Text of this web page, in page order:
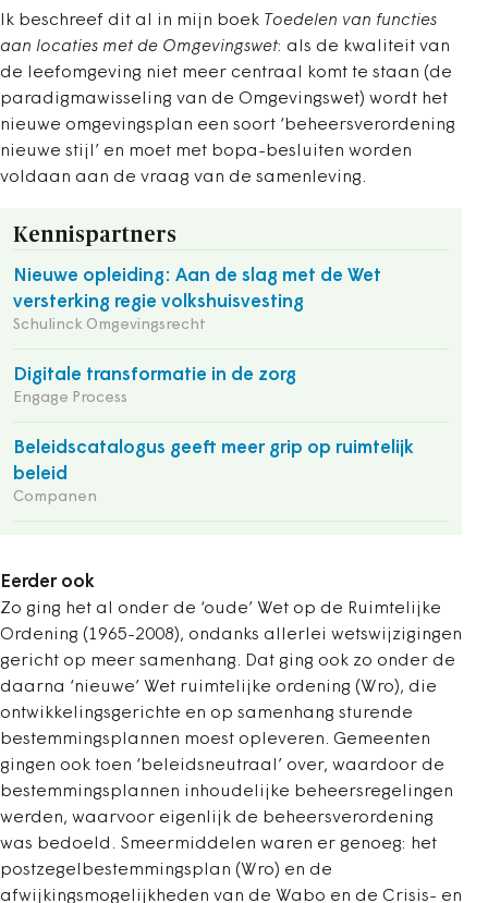
Ik beschreef dit al in mijn boek Toedelen van functies
aan locaties met de Omgevingswet: als de kwaliteit van
de leefomgeving niet meer centraal komt te staan (de
paradigmawisseling van de Omgevingswet) wordt het
nieuwe omgevingsplan een soort ‘beheersverordening
nieuwe stijl’ en moet met bopa-besluiten worden
voldaan aan de vraag van de samenleving.
Kennispartners
Nieuwe opleiding: Aan de slag met de Wet
versterking regie volkshuisvesting
Schulinck Omgevingsrecht
Digitale transformatie in de zorg
Engage Process
Beleidscatalogus geeft meer grip op ruimtelijk
beleid
Companen
Eerder ook
Zo ging het al onder de ‘oude’ Wet op de Ruimtelijke
Ordening (1965-2008), ondanks allerlei wetswijzigingen
gericht op meer samenhang. Dat ging ook zo onder de
daarna ‘nieuwe’ Wet ruimtelijke ordening (Wro), die
ontwikkelingsgerichte en op samenhang sturende
bestemmingsplannen moest opleveren. Gemeenten
gingen ook toen ‘beleidsneutraal’ over, waardoor de
bestemmingsplannen inhoudelijke beheersregelingen
werden, waarvoor eigenlijk de beheersverordening
was bedoeld. Smeermiddelen waren er genoeg: het
postzegelbestemmingsplan (Wro) en de
afwijkingsmogelijkheden van de Wabo en de Crisis- en